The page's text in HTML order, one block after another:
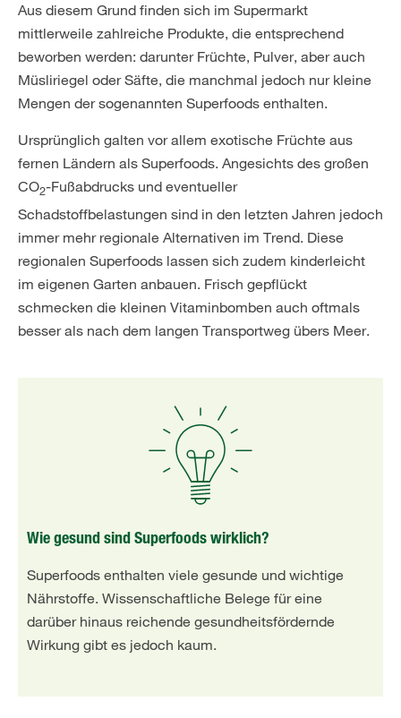
Aus diesem Grund finden sich im Supermarkt
mittlerweile zahlreiche Produkte, die entsprechend
beworben werden: darunter Früchte, Pulver, aber auch
Müsliriegel oder Säfte, die manchmal jedoch nur kleine
Mengen der sogenannten Superfoods enthalten.
Ursprünglich galten vor allem exotische Früchte aus
fernen Ländern als Superfoods. Angesichts des großen
CO2-Fußabdrucks und eventueller
Schadstoffbelastungen sind in den letzten Jahren jedoch
immer mehr regionale Alternativen im Trend. Diese
regionalen Superfoods lassen sich zudem kinderleicht
im eigenen Garten anbauen. Frisch gepflückt
schmecken die kleinen Vitaminbomben auch oftmals
besser als nach dem langen Transportweg übers Meer.
Wie gesund sind Superfoods wirklich?
Superfoods enthalten viele gesunde und wichtige
Nährstoffe. Wissenschaftliche Belege für eine
darüber hinaus reichende gesundheitsfördernde
Wirkung gibt es jedoch kaum.